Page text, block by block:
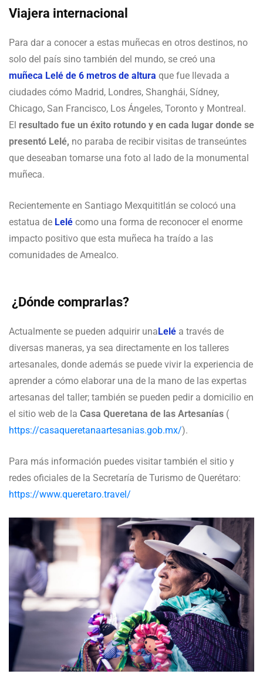
Viajera internacional
Para dar a conocer a estas muñecas en otros destinos, no
solo del país sino también del mundo, se creó una
muñeca Lelé de 6 metros de altura que fue llevada a
ciudades cómo Madrid, Londres, Shanghái, Sídney,
Chicago, San Francisco, Los Ángeles, Toronto y Montreal.
El resultado fue un éxito rotundo y en cada lugar donde se
presentó Lelé, no paraba de recibir visitas de transeúntes
que deseaban tomarse una foto al lado de la monumental
muñeca.
Recientemente en Santiago Mexquititlán se colocó una
estatua de Lelé como una forma de reconocer el enorme
impacto positivo que esta muñeca ha traído a las
comunidades de Amealco.
¿Dónde comprarlas?
Actualmente se pueden adquirir una Lelé a través de
diversas maneras, ya sea directamente en los talleres
artesanales, donde además se puede vivir la experiencia de
aprender a cómo elaborar una de la mano de las expertas
artesanas del taller; también se pueden pedir a domicilio en
el sitio web de la Casa Queretana de las Artesanías (
https://casaqueretanaartesanias.gob.mx/).
Para más información puedes visitar también el sitio y
redes oficiales de la Secretaría de Turismo de Querétaro:
https://www.queretaro.travel/